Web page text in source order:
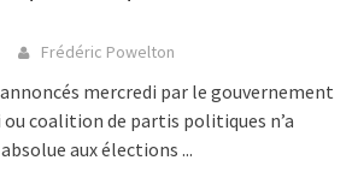
Frédéric Powelton
mercredi par le gouvernement
coalition de partis politiques n’a
aux élections ...